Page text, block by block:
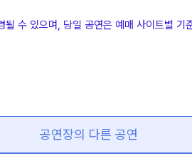
될 수 있으며, 당일 공연은 예매 사이트별
공연장의 다른 공연